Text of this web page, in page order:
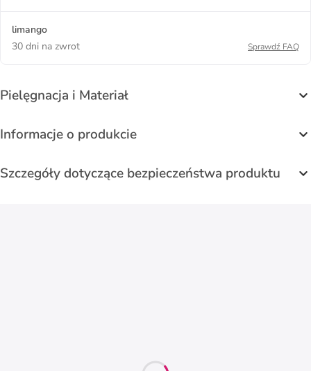
limango
30 dni na zwrot
Sprawdź FAQ
Pielęgnacja i Materiał
Informacje o produkcie
Szczegóły dotyczące bezpieczeństwa produktu